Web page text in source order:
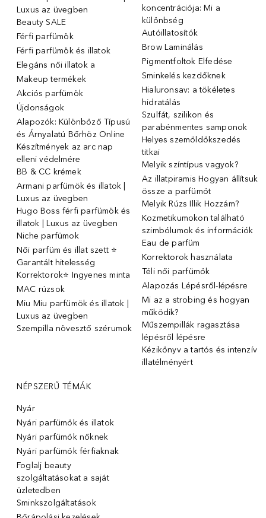
Luxus az üvegben
Beauty SALE
Férfi parfümök
Férfi parfümök és illatok
Elegáns női illatok ️a
Makeup termékek
Akciós parfümök
Újdonságok
Alapozók: Különböző Típusú
és Árnyalatú Bőrhöz Online
Készítmények az arc nap
elleni védelmére
BB & CC krémek
Armani parfümök és illatok |
Luxus az üvegben
Hugo Boss férfi parfümök és
illatok | Luxus az üvegben
Niche parfümok
Női parfüm és illat szett ⭐
Garantált hitelesség
Korrektorok⭐ Ingyenes minta
MAC rúzsok
Miu Miu parfümök és illatok |
Luxus az üvegben
Szempilla növesztő szérumok
koncentrációja: Mi a
különbség
Autóillatosítók
Brow Laminálás
Pigmentfoltok Elfedése
Sminkelés kezdőknek
Hialuronsav: a tökéletes
hidratálás
Szulfát, szilikon és
parabénmentes samponok
Helyes szemöldökszedés
titkai
Melyik színtípus vagyok?
Az illatpiramis Hogyan állítsuk
össze a parfümöt
Melyik Rúzs Illik Hozzám?
Kozmetikumokon található
szimbólumok és információk
Eau de parfüm
Korrektorok használata
Téli női parfümök
Alapozás Lépésről-lépésre
Mi az a strobing és hogyan
működik?
Műszempillák ragasztása
lépésről lépésre
Kézikönyv a tartós és intenzív
illatélményért
NÉPSZERŰ TÉMÁK
Nyár
Nyári parfümök és illatok
Nyári parfümök nőknek
Nyári parfümök férfiaknak
Foglalj beauty
szolgáltatásokat a saját
üzletedben
Sminkszolgáltatások